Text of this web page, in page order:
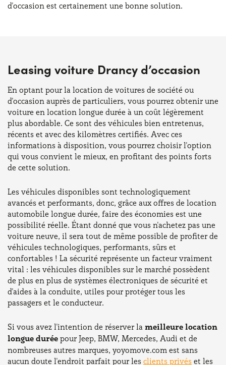
d'occasion est certainement une bonne solution.
Leasing voiture Drancy d’occasion
En optant pour la location de voitures de société ou
d'occasion auprès de particuliers, vous pourrez obtenir une
voiture en location longue durée à un coût légèrement
plus abordable. Ce sont des véhicules bien entretenus,
récents et avec des kilomètres certifiés. Avec ces
informations à disposition, vous pourrez choisir l'option
qui vous convient le mieux, en profitant des points forts
de cette solution.
Les véhicules disponibles sont technologiquement
avancés et performants, donc, grâce aux offres de location
automobile longue durée, faire des économies est une
possibilité réelle. Étant donné que vous n'achetez pas une
voiture neuve, il sera tout de même possible de profiter de
véhicules technologiques, performants, sûrs et
confortables ! La sécurité représente un facteur vraiment
vital : les véhicules disponibles sur le marché possèdent
de plus en plus de systèmes électroniques de sécurité et
d'aides à la conduite, utiles pour protéger tous les
passagers et le conducteur.
Si vous avez l'intention de réserver la meilleure location
longue durée pour Jeep, BMW, Mercedes, Audi et de
nombreuses autres marques, yoyomove.com est sans
aucun doute l'endroit parfait pour les clients privés et les